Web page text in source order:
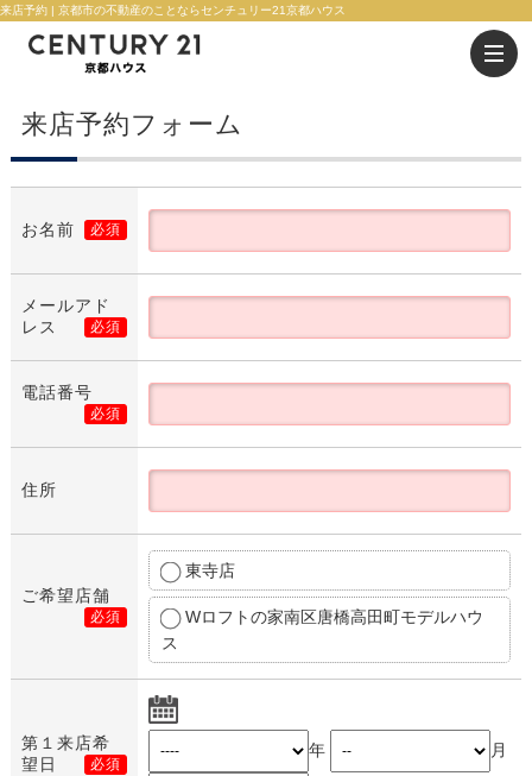
来店予約 | 京都市の不動産のことならセンチュリー21京都ハウス
来店予約フォーム
お名前 必須
メールアド
レス
必須
電話番号
必須
住所
ご希望店舗
必須
東寺店
Wロフトの家南区唐橋高田町モデルハウ
ス
第１来店希
望日
必須
年 月